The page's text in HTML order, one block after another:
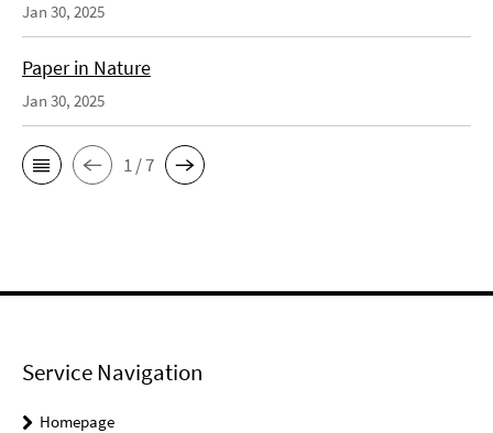
Jan 30, 2025
Paper in Nature
Jan 30, 2025
1 / 7
Service Navigation
Homepage